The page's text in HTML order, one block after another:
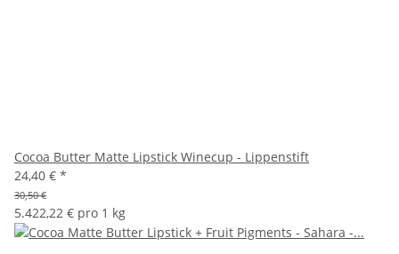
Cocoa Butter Matte Lipstick Winecup - Lippenstift
24,40 € *
30,50 €
5.422,22 € pro 1 kg